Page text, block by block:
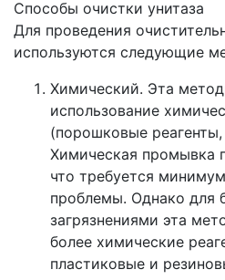
Способы очистки унитаза
Для проведения
используются следующие
Химический. Эта
использование
(порошковые
Химическая промывка
что требуется
проблемы. Однако для
загрязнениями эта
более химические
пластиковые и